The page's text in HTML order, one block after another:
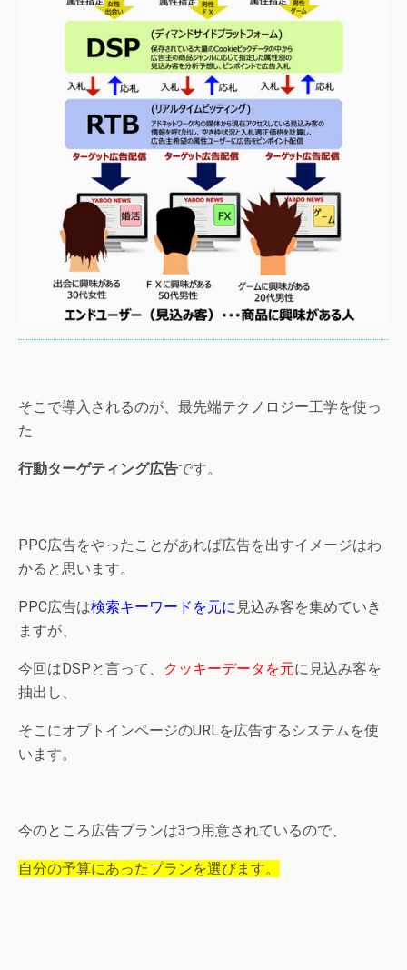
そこで導入されるのが、最先端テクノロジー工学を使っ
た
行動ターゲティング広告です。
PPC広告をやったことがあれば広告を出すイメージはわ
かると思います。
PPC広告は検索キーワードを元に 見込み客を集めていき
ますが、
今回はDSPと言って、 クッキーデータを元に見込み客を
抽出し、
そこにオプトインページのURLを広告するシステムを使
います。
今のところ広告プランは3つ用意されているので、
自分の予算にあったプランを選びます。